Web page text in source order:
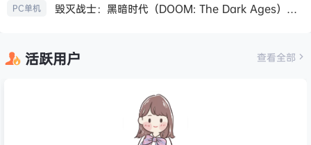
PC单机 毁灭战士：黑暗时代（DOOM: The Dark Ages）免安装中文版
活跃用户 查看全部